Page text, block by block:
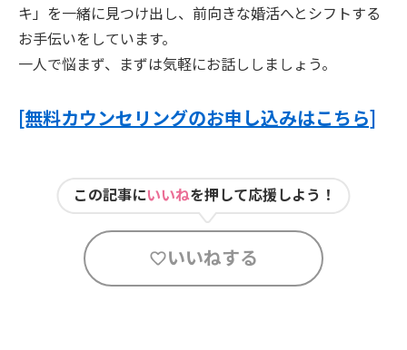
キ」を一緒に見つけ出し、前向きな婚活へとシフトする
お手伝いをしています。
一人で悩まず、まずは気軽にお話ししましょう。
[無料カウンセリングのお申し込みはこちら]
この記事にいいねを押して応援しよう！
いいねする